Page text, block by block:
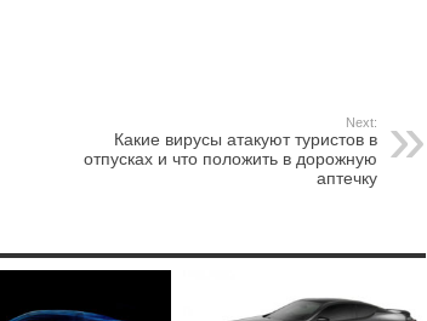
Next:
Какие вирусы атакуют туристов в
отпусках и что положить в дорожную
аптечку